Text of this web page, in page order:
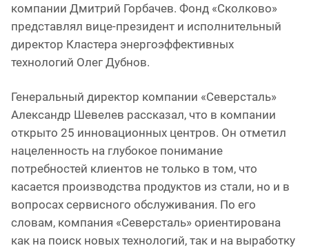
компании Дмитрий Горбачев. Фонд «Сколково»
представлял вице-президент и исполнительный
директор Кластера энергоэффективных
технологий Олег Дубнов.
Генеральный директор компании «Северсталь»
Александр Шевелев рассказал, что в компании
открыто 25 инновационных центров. Он отметил
нацеленность на глубокое понимание
потребностей клиентов не только в том, что
касается производства продуктов из стали, но и в
вопросах сервисного обслуживания. По его
словам, компания «Северсталь» ориентирована
как на поиск новых технологий, так и на выработку